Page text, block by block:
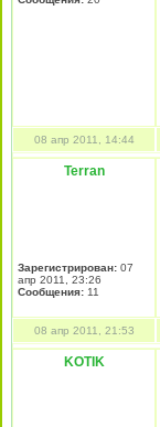
08 апр 2011, 14:44
Terran
Зарегистрирован: 07
апр 2011, 23:26
Сообщения: 11
08 апр 2011, 21:53
KOTIK